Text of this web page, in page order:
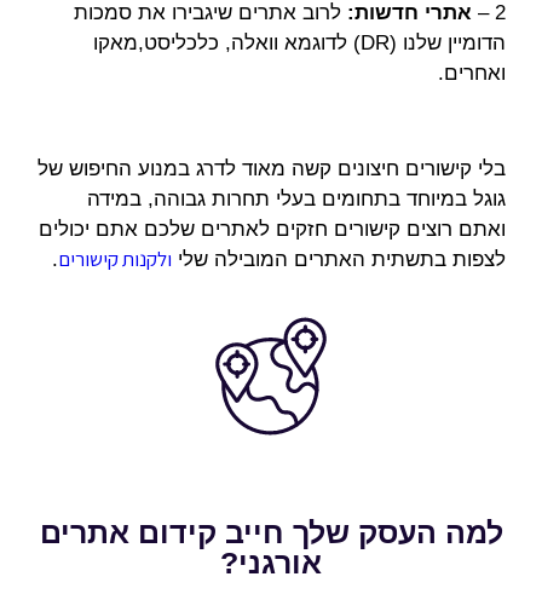
2 – אתרי חדשות: לרוב אתרים שיגבירו את סמכות
הדומיין שלנו (DR) לדוגמא וואלה, כלכליסט,מאקו
ואחרים.
בלי קישורים חיצונים קשה מאוד לדרג במנוע החיפוש של
גוגל במיוחד בתחומים בעלי תחרות גבוהה, במידה
ואתם רוצים קישורים חזקים לאתרים שלכם אתם יכולים
לצפות בתשתית האתרים המובילה שלי ולקנות קישורים.
למה העסק שלך חייב קידום אתרים
אורגני?